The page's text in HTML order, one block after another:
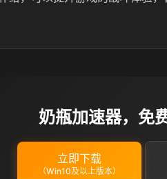
奶瓶加速器，免
立即下载
（Win10及以上版本）